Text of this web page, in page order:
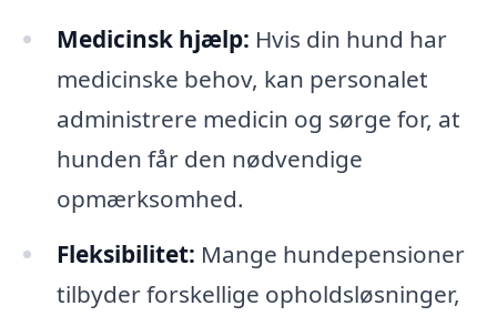
Medicinsk hjælp: Hvis din hund har
medicinske behov, kan personalet
administrere medicin og sørge for, at
hunden får den nødvendige
opmærksomhed.
Fleksibilitet: Mange hundepensioner
tilbyder forskellige opholdsløsninger,